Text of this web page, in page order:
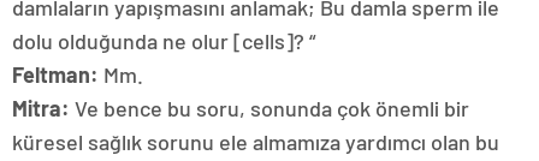
damlaların yapışmasını anlamak; Bu damla sperm ile
dolu olduğunda ne olur [cells]? “
Feltman: Mm.
Mitra: Ve bence bu soru, sonunda çok önemli bir
küresel sağlık sorunu ele almamıza yardımcı olan bu